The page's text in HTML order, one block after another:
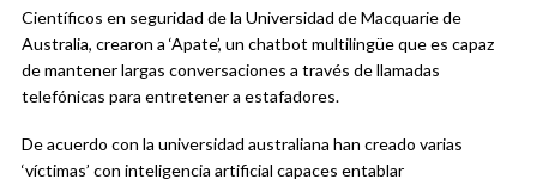
Científicos en seguridad de la Universidad de Macquarie de
Australia, crearon a ‘Apate’, un chatbot multilingüe que es capaz
de mantener largas conversaciones a través de llamadas
telefónicas para entretener a estafadores.
De acuerdo con la universidad australiana han creado varias
‘víctimas’ con inteligencia artificial capaces entablar